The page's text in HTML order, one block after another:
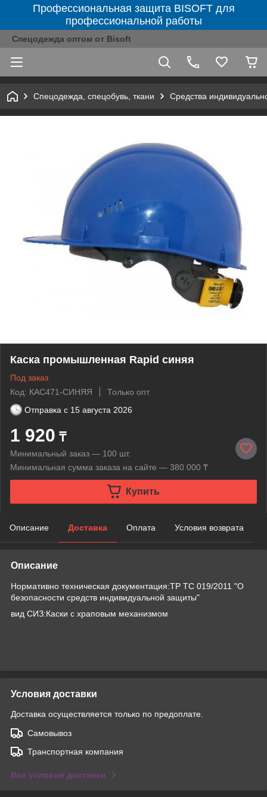
Профессиональная защита BISOFT для
профессиональной работы
Спецодежда оптом от Bisoft
Спецодежда, спецобувь, ткани Средства
Каска промышленная Rapid синяя
Под заказ
Код: КАС471-СИНЯЯ
Только опт
Отправка с 15 августа 2026
1 920 ₸
Минимальный заказ — 100 шт.
Минимальная сумма заказа на сайте — 380 000 ₸
Купить
Описание Доставка Оплата Условия возврата
Описание
Нормативно техническая документация:ТР ТС 019/2011 "О
безопасности средств индивидуальной защиты"
вид СИЗ:Каски с храповым механизмом
Условия доставки
Доставка осуществляется только по предоплате.
Самовывоз
Транспортная компания
Все условия доставки